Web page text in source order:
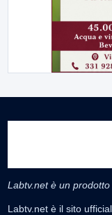
Labtv.net è un prodotto
Labtv.net è il sito